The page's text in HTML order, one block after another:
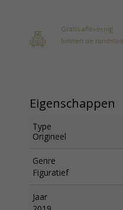
Gratis aflevering
binnen de randstad
Eigenschappen
Type
Origineel
Genre
Figuratief
Jaar